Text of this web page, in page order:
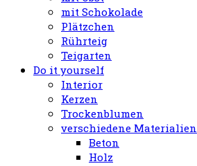
mit Schokolade
Plätzchen
Rührteig
Teigarten
Do it yourself
Interior
Kerzen
Trockenblumen
verschiedene Materialien
Beton
Holz